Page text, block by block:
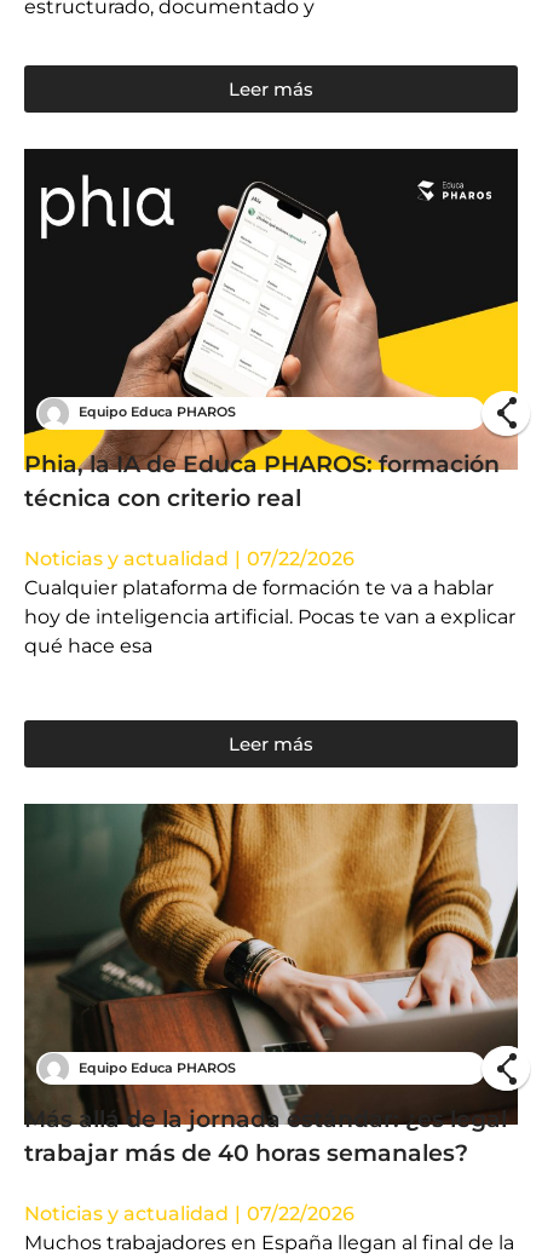
estructurado, documentado y
Leer más
Equipo Educa PHAROS
Phia, la IA de Educa PHAROS: formación
técnica con criterio real
Noticias y actualidad | 07/22/2026
Cualquier plataforma de formación te va a hablar
hoy de inteligencia artificial. Pocas te van a explicar
qué hace esa
Leer más
Equipo Educa PHAROS
Más allá de la jornada estándar: ¿es legal
trabajar más de 40 horas semanales?
Noticias y actualidad | 07/22/2026
Muchos trabajadores en España llegan al final de la